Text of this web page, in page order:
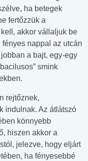
ha betegek
fertőzzük a
akkor vállaljuk be
nappal az utcán
a bajt, egy-egy
smink
rejtőznek,
indulnak. Az átlátszó
könnyebb
hiszen akkor a
jelezve, hogy eljárt
ha fényesebbé